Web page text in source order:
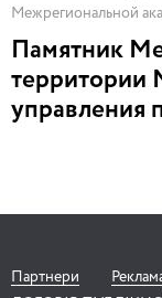
Межрегиональной
Памятник
территории
управления
Партнери